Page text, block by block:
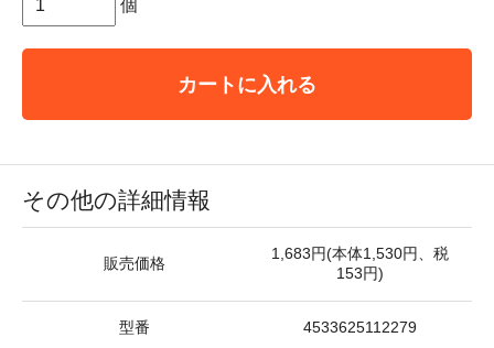
個
カートに入れる
その他の詳細情報
販売価格
1,683円(本体1,530円、税
153円)
型番 4533625112279